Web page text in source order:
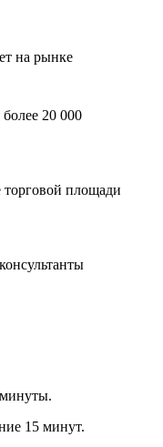
на рынке
20 000
площади
15 минут.